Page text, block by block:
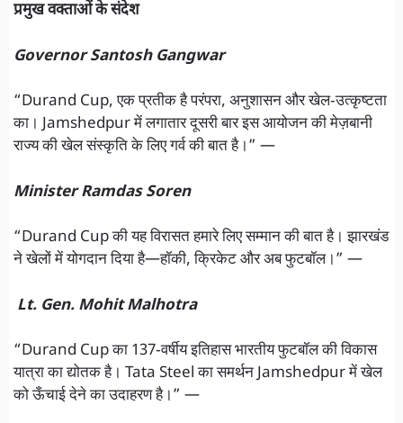
प्रमुख वक्ताओं के संदेश
Governor Santosh Gangwar
“Durand Cup, एक प्रतीक है परंपरा, अनुशासन और खेल‑उत्कृष्टता
का। Jamshedpur में लगातार दूसरी बार इस आयोजन की मेज़बानी
राज्य की खेल संस्कृति के लिए गर्व की बात है।” —
Minister Ramdas Soren
“Durand Cup की यह विरासत हमारे लिए सम्मान की बात है। झारखंड
ने खेलों में योगदान दिया है—हॉकी, क्रिकेट और अब फुटबॉल।” —
Lt. Gen. Mohit Malhotra
“Durand Cup का 137‑वर्षीय इतिहास भारतीय फुटबॉल की विकास
यात्रा का द्योतक है। Tata Steel का समर्थन Jamshedpur में खेल
को ऊँचाई देने का उदाहरण है।” —